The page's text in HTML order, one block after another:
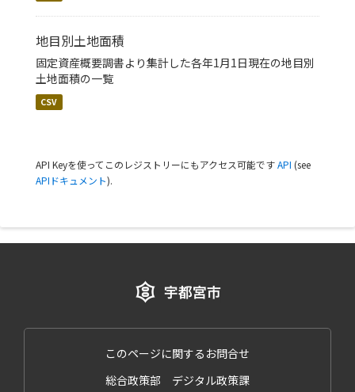
地目別土地面積
固定資産概要調書より集計した各年1月1日現在の地目別
土地面積の一覧
CSV
API Keyを使ってこのレジストリーにもアクセス可能ですAPI (see
APIドキュメント).
このページに関するお問合せ
総合政策部 デジタル政策課